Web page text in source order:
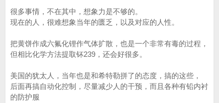
很多事情，不在其中，想象力是不够的。
现在的人，很难想象当年的匮乏，以及对应的人性。
把黄饼作成六氟化锂作气体扩散，也是一个非常有毒的过程，
但相比化学方法提取钚239，还会好很多。
美国的犹太人，当年也是和希特勒拼了的态度，搞的这些，
后面再搞自动化控制，尽量减少人的干预，而且各种有铅内衬
的防护服